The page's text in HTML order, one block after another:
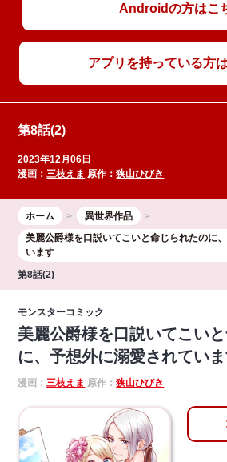
Androidの方はこ
アプリを持っている方
第8話(2)
2023年12月06日
漫画：三枝えま 原作：狭山ひびき
ホーム
異世界作品
美麗公爵様を口説いてこいと命じられたのに
います
第8話(2)
モンスターコミック
美麗公爵様を口説いてこい
に、予想外に溺愛されてい
漫画：三枝えま 原作：狭山ひびき